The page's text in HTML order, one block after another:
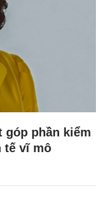
góp phần kiểm
tế vĩ mô